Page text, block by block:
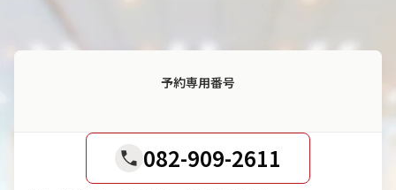
予約専用番号
082-909-2611